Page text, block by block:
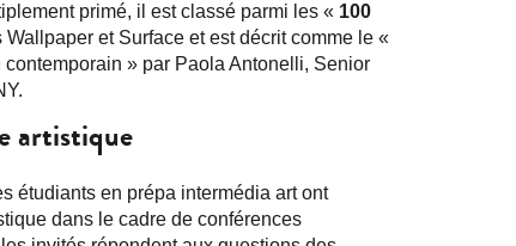
primé, il est classé parmi les « 100
et Surface et est décrit comme le «
» par Paola Antonelli, Senior
artistique
étudiants en prépa intermédia art ont
dans le cadre de conférences